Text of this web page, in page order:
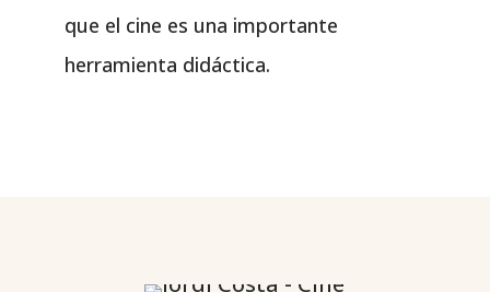
que el cine es una importante
herramienta didáctica.